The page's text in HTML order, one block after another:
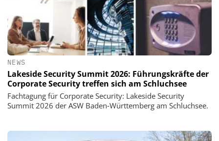
NEWS
Lakeside Security Summit 2026: Führungskräfte der
Corporate Security treffen sich am Schluchsee
Fachtagung für Corporate Security: Lakeside Security
Summit 2026 der ASW Baden‑Württemberg am Schluchsee.